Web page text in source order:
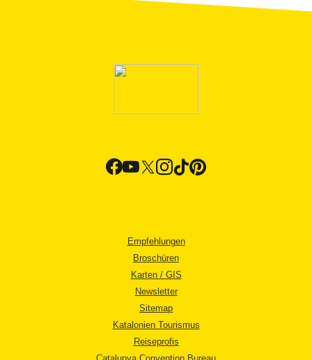
Empfehlungen
Broschüren
Karten / GIS
Newsletter
Sitemap
Katalonien Tourismus
Reiseprofis